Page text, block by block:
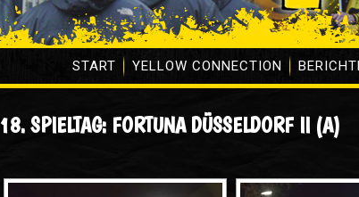
START YELLOW CONNECTION
18. SPIELTAG: FORTUNA DÜSSELDORF II (A)